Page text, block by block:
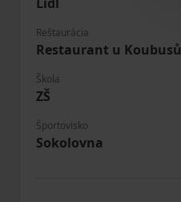
Reštaurácia
Restaurant u Koubusů
Škola
ZŠ
Športovisko
Sokolovna